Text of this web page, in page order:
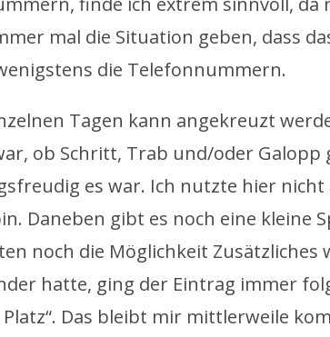
mal die Situation geben, dass
die Telefonnummern.
Tagen kann angekreuzt
ob Schritt, Trab und/oder
es war. Ich nutzte hier
Daneben gibt es noch eine kleine
noch die Möglichkeit
hatte, ging der Eintrag immer
Das bleibt mir mittlerweile